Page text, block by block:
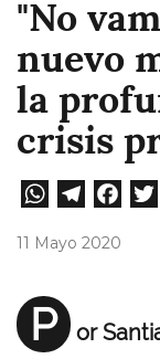
"No
nuevo
la
crisis
W
A
pp
Te
m
Fa
11 Mayo 2020
P or